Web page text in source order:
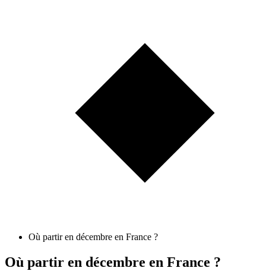
Où partir en décembre en France ?
Où partir en décembre en France ?